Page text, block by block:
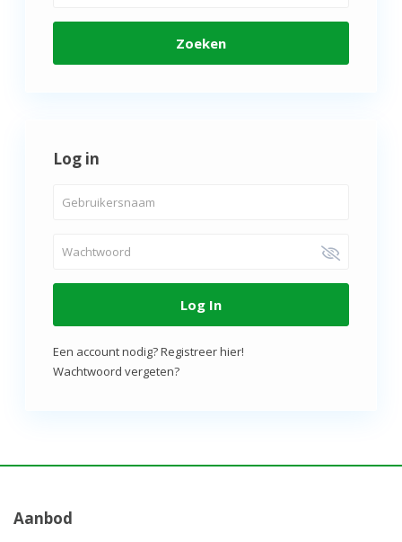
Zoeken
Log in
Log In
Een account nodig? Registreer hier!
Wachtwoord vergeten?
Aanbod